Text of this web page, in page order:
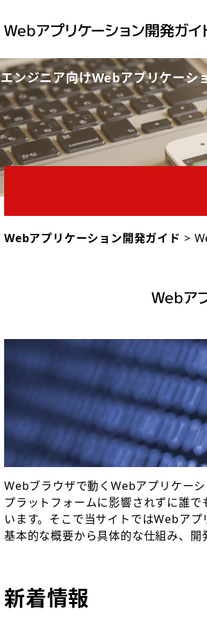
エンジニア向けWebアプリケーシ
Webアプリケーション開発ガイド >
Webブラウザで動くWebアプリケー
プラットフォームに影響されずに誰
います。そこで当サイトではWebアプ
基本的な概要から具体的な仕組み、開
新着情報